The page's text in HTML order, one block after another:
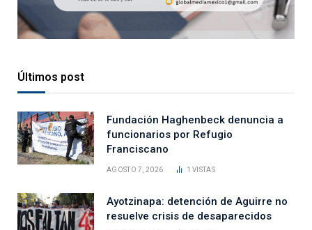
Últimos post
Fundación Haghenbeck denuncia a
funcionarios por Refugio
Franciscano
AGOSTO 7, 2026 1VISTAS
Ayotzinapa: detención de Aguirre no
resuelve crisis de desaparecidos